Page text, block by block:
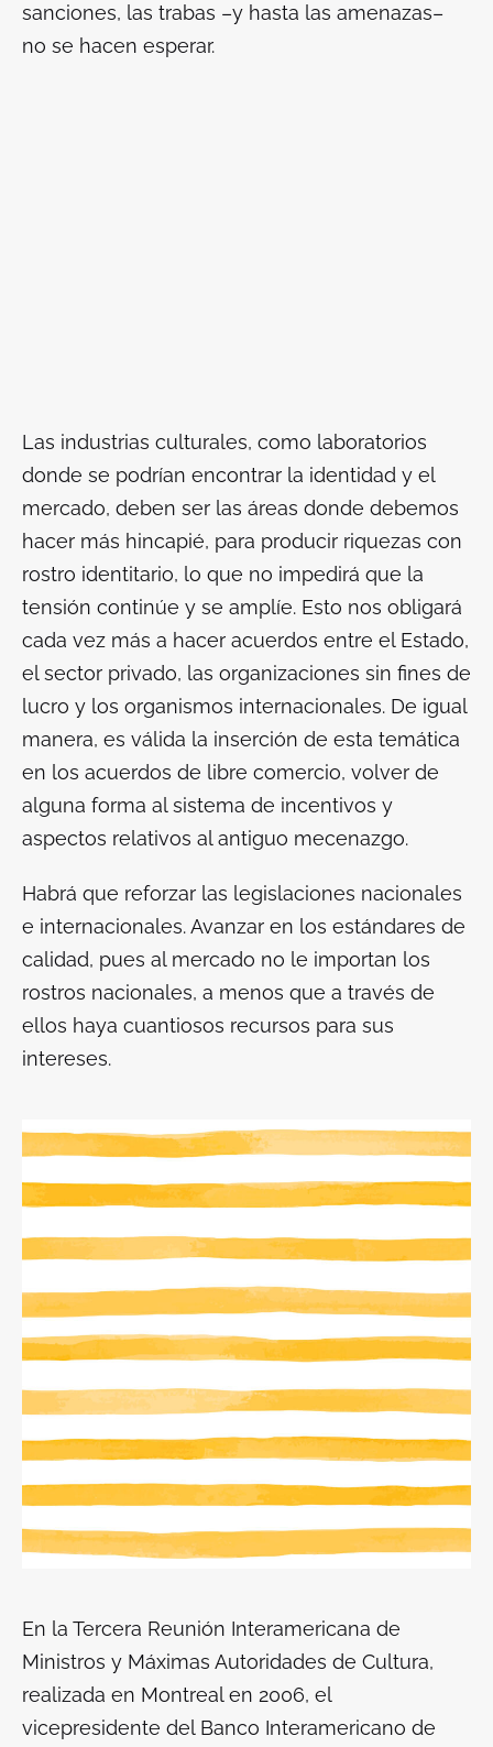
sanciones, las trabas –y hasta las amenazas–
no se hacen esperar.
Las industrias culturales, como laboratorios
donde se podrían encontrar la identidad y el
mercado, deben ser las áreas donde debemos
hacer más hincapié, para producir riquezas con
rostro identitario, lo que no impedirá que la
tensión continúe y se amplíe. Esto nos obligará
cada vez más a hacer acuerdos entre el Estado,
el sector privado, las organizaciones sin fines de
lucro y los organismos internacionales. De igual
manera, es válida la inserción de esta temática
en los acuerdos de libre comercio, volver de
alguna forma al sistema de incentivos y
aspectos relativos al antiguo mecenazgo.
Habrá que reforzar las legislaciones nacionales
e internacionales. Avanzar en los estándares de
calidad, pues al mercado no le importan los
rostros nacionales, a menos que a través de
ellos haya cuantiosos recursos para sus
intereses.
En la Tercera Reunión Interamericana de
Ministros y Máximas Autoridades de Cultura,
realizada en Montreal en 2006, el
vicepresidente del Banco Interamericano de